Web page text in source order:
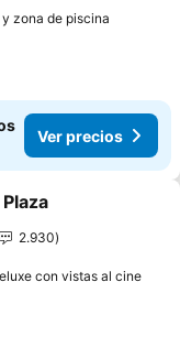
zona de piscina
Ver precios
favoritos
2.930
con vistas al cine